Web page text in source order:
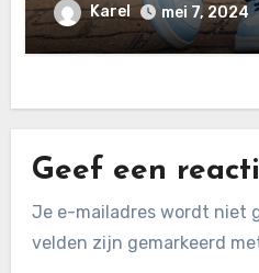
Karel mei 7, 2024
Geef een
Je e-mailadres wordt niet
velden zijn gemarkeerd